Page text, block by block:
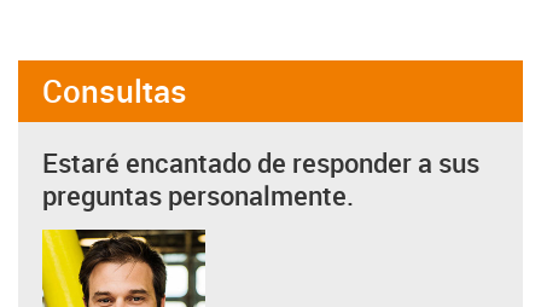
Consultas
Estaré encantado de responder a sus
preguntas personalmente.